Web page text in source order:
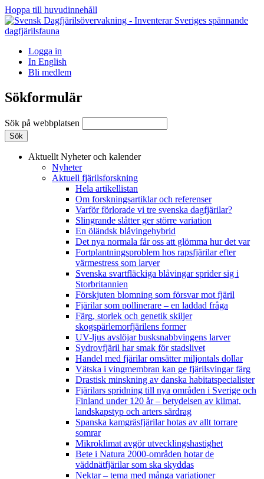
Hoppa till huvudinnehåll
Logga in
In English
Bli medlem
Sökformulär
Sök på webbplatsen
Aktuellt Nyheter och kalender
Nyheter
Aktuell fjärilsforskning
Hela artikellistan
Om forskningsartiklar och referenser
Varför förlorade vi tre svenska dagfjärilar?
Slingrande slåtter ger större variation
En öländsk blåvingehybrid
Det nya normala får oss att glömma hur det var
Fortplantningsproblem hos rapsfjärilar efter
värmestress som larver
Svenska svartfläckiga blåvingar sprider sig i
Storbritannien
Förskjuten blomning som försvar mot fjäril
Fjärilar som pollinerare – en laddad fråga
Färg, storlek och genetik skiljer
skogspärlemorfjärilens former
UV-ljus avslöjar busksnabbvingens larver
Sydrovfjäril har smak för stadslivet
Handel med fjärilar omsätter miljontals dollar
Vätska i vingmembran kan ge fjärilsvingar färg
Drastisk minskning av danska habitatspecialister
Fjärilars spridning till nya områden i Sverige och
Finland under 120 år– betydelsen av klimat,
landskapstyp och arters särdrag
Spanska kamgräsfjärilar hotas av allt torrare
somrar
Mikroklimat avgör utvecklingshastighet
Bete i Natura 2000-områden hotar de
väddnätfjärilar som ska skyddas
Nektar – tema med många variationer